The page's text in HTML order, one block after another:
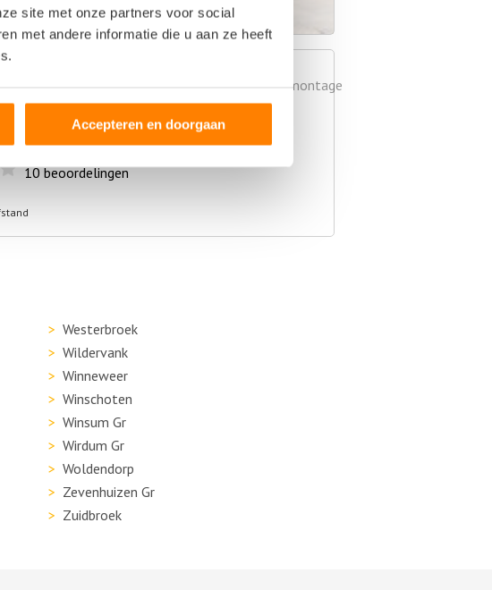
site met onze partners voor social
met andere informatie die u aan ze heeft
Accepteren en doorgaan
10beoordelingen
Westerbroek
Wildervank
Winneweer
Winschoten
Winsum Gr
Wirdum Gr
Woldendorp
Zevenhuizen Gr
Zuidbroek